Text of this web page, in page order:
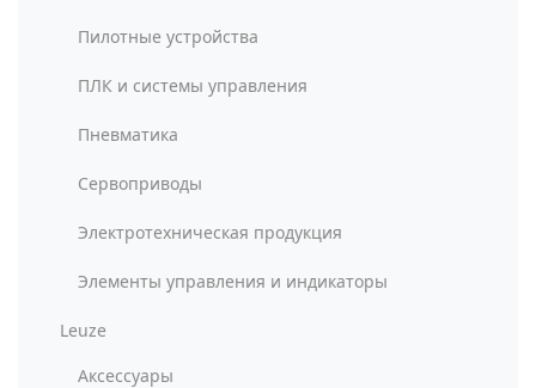
Пилотные устройства
ПЛК и системы управления
Пневматика
Сервоприводы
Электротехническая продукция
Элементы управления и индикаторы
Leuze
Аксессуары